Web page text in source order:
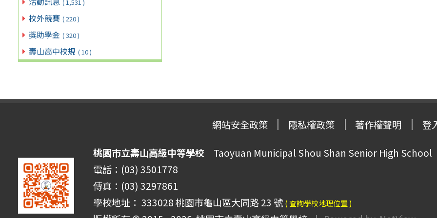
( 1,531 )
校外競賽 ( 220 )
獎助學金 ( 320 )
壽山高中校規 ( 10 )
網站安全政策 隱私權政策 著作權聲明 登
桃園市立壽山高級中等學校 Taoyuan Municipal Shou Shan Senior High School
電話：(03) 3501778
傳真：(03) 3297861
學校地址： 333028 桃園市龜山區大同路 23 號 ( 查詢學校地理位置 )